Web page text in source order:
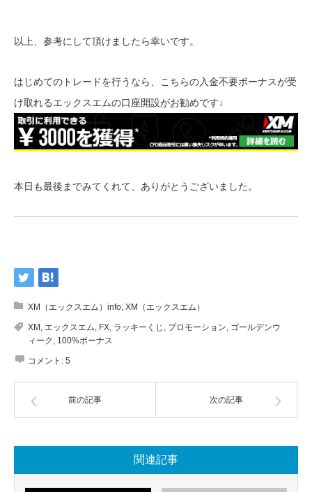
以上、参考にして頂けましたら幸いです。
はじめてのトレードを行うなら、こちらの入金不要ボーナスが受
け取れるエックスエムの口座開設がお勧めです↓
本日も最後までみてくれて、ありがとうございました。
XM（エックスエム）info, XM（エックスエム）
XM , エックスエム, FX, ラッキーくじ , プロモーション, ゴールデンウ
ィーク , 100%ボーナス
コメント: 5
前の記事 次の記事
関連記事